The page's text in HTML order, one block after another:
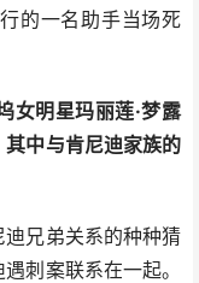
的一名助手当场死
女明星玛丽莲·梦露
中与肯尼迪家族的
兄弟关系的种种猜
刺案联系在一起。